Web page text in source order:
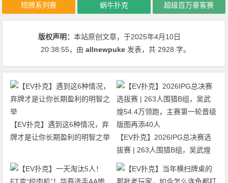
短牌系列赛 蜗牛扑克 超级百万豪客赛
版权声明：本站原创文章，于2025年4月10日
20:38:55，由allnewpuke 发表，共 2928 字。
【EV扑克】遇到这6种情况，弃
牌才是让你长期盈利的明智之举
【EV扑克】2026IPG总决赛选
拔赛 | 263人围猎B组，吴武煌
54.4万领跑，主赛第一轮晋级版
图再添40人